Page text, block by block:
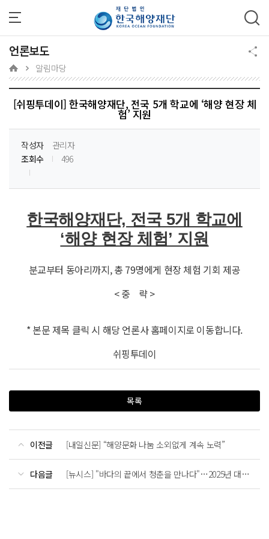
본문 바로가기
주메뉴 바로가기
하단 바로가기
언론보도
알림마당
[쉬핑투데이] 한국해양재단, 전국 5개 학교에 ‘해양 현장 체
험’ 지원
작성자
관리자
조회수
496
한국해양재단, 전국 5개 학교에
‘해양 현장 체험’ 지원
분교부터 동아리까지, 총 79명에게 현장 체험 기회 제공
< 중 략 >
* 본문 제목 클릭 시 해당 언론사 홈페이지로 이동합니다.
쉬핑투데이
목록
이전글 [내일신문] “해양문화 나눔 소외없게 계속 노력”
다음글 [뉴시스] "바다의 끝에서 청춘을 만나다"…2025년 대장정 성료[해양문화 대장정]⑧